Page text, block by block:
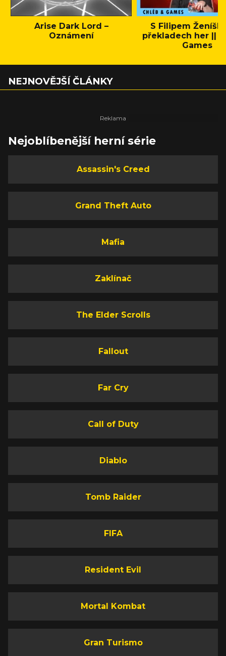
Arise Dark Lord –
Oznámení
S Filipem
překladech her ||
Games
NEJNOVĚJŠÍ ČLÁNKY
Nejoblíbenější herní série
Assassin's Creed
Grand Theft Auto
Mafia
Zaklínač
The Elder Scrolls
Fallout
Far Cry
Call of Duty
Diablo
Tomb Raider
FIFA
Resident Evil
Mortal Kombat
Gran Turismo